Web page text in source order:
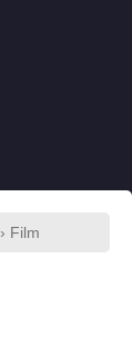
› Film